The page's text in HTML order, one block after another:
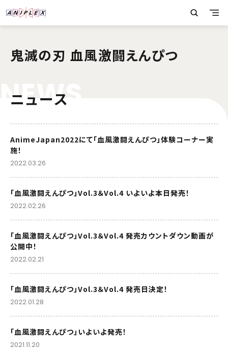
鬼滅の刃 血風激闘えんぴつ
NEWS
ニュース
AnimeJapan2022にて「血風激闘えんぴつ」体験コーナー実
施！
2022.03.26
「血風激闘えんぴつ」Vol.3＆Vol.4 いよいよ本日発売！
2022.02.26
「血風激闘えんぴつ」Vol.3＆Vol.4 発売カウントダウン動画が
公開中！
2022.02.21
「血風激闘えんぴつ」Vol.3＆Vol.4 発売日決定！
2022.01.28
「血風激闘えんぴつ」いよいよ発売！
2021.11.20